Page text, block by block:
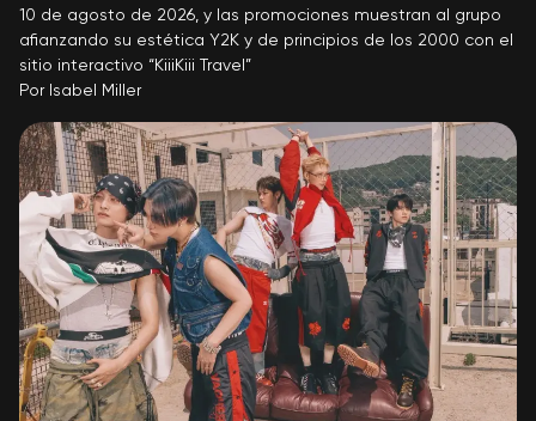
10 de agosto de 2026, y las promociones muestran al grupo
afianzando su estética Y2K y de principios de los 2000 con el
sitio interactivo “KiiiKiii Travel”
Por Isabel Miller